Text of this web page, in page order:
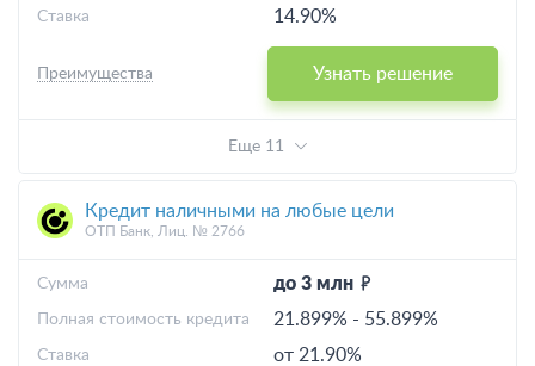
14.90%
Ставка
Узнать решение
Преимущества
Еще 11
Кредит наличными на любые цели
ОТП Банк, Лиц. № 2766
до 3 млн
Cумма
21.899% - 55.899%
Полная стоимость кредита
от 21.90%
Ставка